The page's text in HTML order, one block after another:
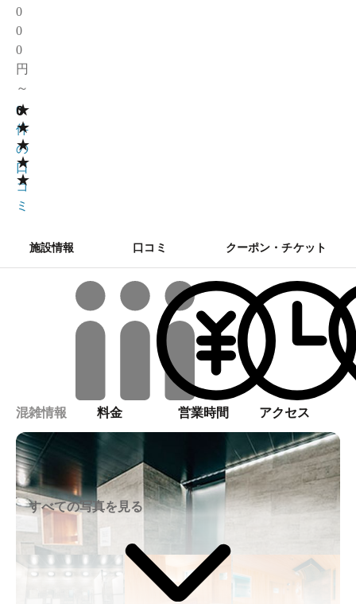
0
0
0
円
～
★
★
★
★
★
0
0
件
の
口
コ
ミ
施設情報 口コミ クーポン・チケット
混雑情報 料金 営業時間 アクセス
すべての写真を見る